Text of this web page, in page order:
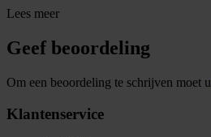
Lees meer
Geef beoordeling
Om een beoordeling te schrijven moet u
Klantenservice